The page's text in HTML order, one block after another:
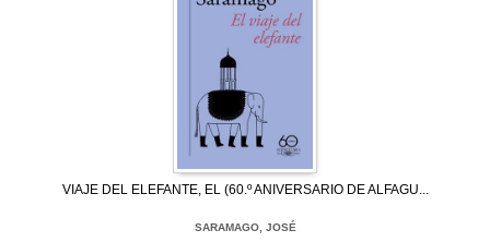
VIAJE DEL ELEFANTE, EL (60.º ANIVERSARIO DE ALFAGU...
SARAMAGO, JOSÉ